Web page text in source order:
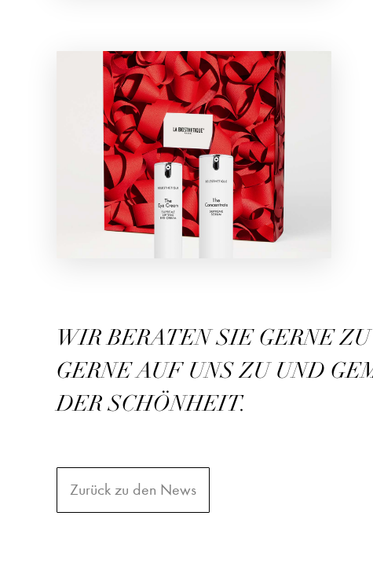
WIR BERATEN SIE GERNE
GERNE AUF UNS ZU UND
DER SCHÖNHEIT.
Zurück zu den News